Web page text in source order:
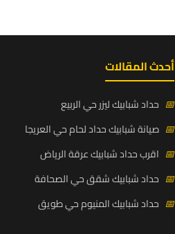
أحدث المقالات
📅 حداد شبابيك ليزر حي الربيع
📅 صيانة شبابيك حداد لحام حي العريجا
📅 اقرب حداد شبابيك عرقة الرياض
📅 حداد شبابيك شقق حي الصحافة
📅 حداد شبابيك المنيوم حي طويق